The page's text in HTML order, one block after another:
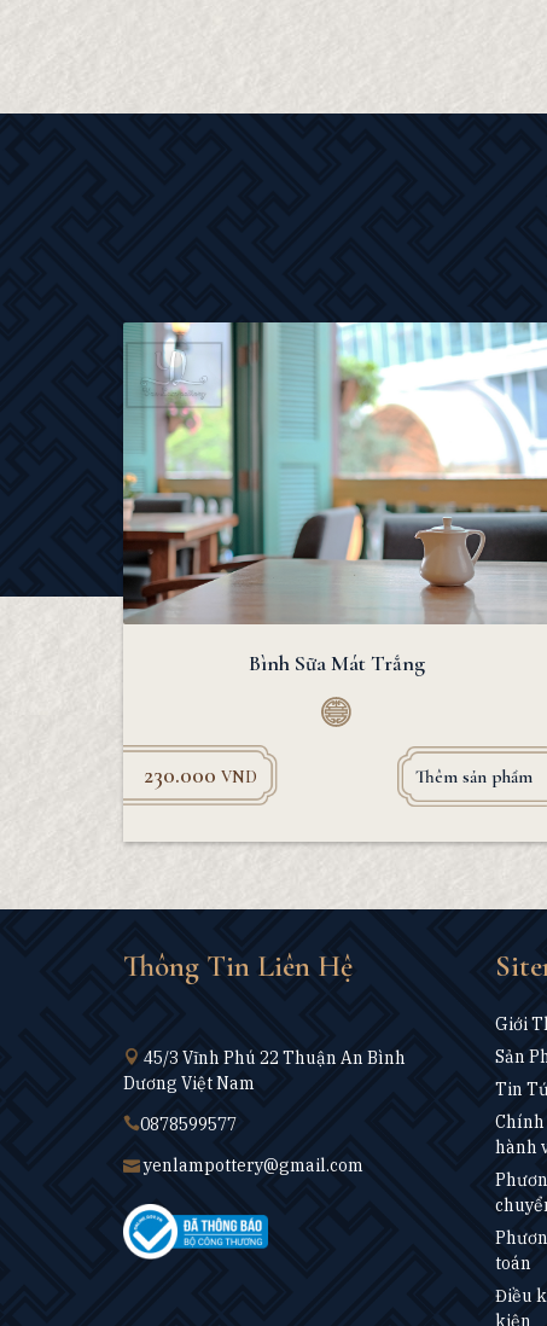
Bình Sữa Mát Trắng
230.000 VND Thêm sản phẩm
Thông Tin Liên Hệ
45/3 Vĩnh Phú 22 Thuận An Bình
Dương Việt Nam
0878599577
yenlampottery@gmail.com
Giới
Sản
Tin
Chính
hành
toán
Điều
kiện